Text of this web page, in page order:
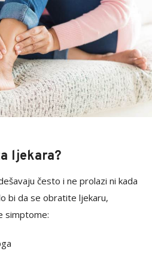
ljekara?
često i ne prolazi ni kada
bi da se obratite ljekaru,
simptome: